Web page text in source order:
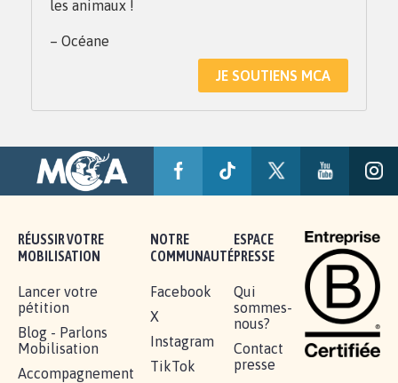
les animaux !
– Océane
JE SOUTIENS MCA
RÉUSSIR VOTRE
MOBILISATION
Lancer votre
pétition
Blog - Parlons
Mobilisation
Accompagnement
NOTRE
COMMUNAUTÉ
Facebook
X
Instagram
TikTok
ESPACE
PRESSE
Qui
sommes-
nous?
Contact
presse